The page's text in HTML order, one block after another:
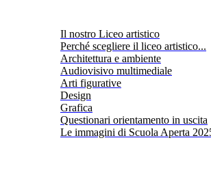
Il nostro Liceo artistico
Perché scegliere il liceo artistico...
Architettura e ambiente
Audiovisivo multimediale
Arti figurative
Design
Grafica
Questionari orientamento in uscita
Le immagini di Scuola Aperta